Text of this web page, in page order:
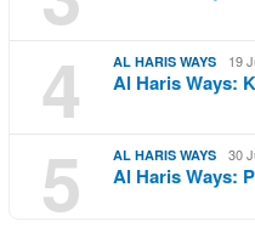
4 AL HARIS WAYS 19
Al Haris Ways:
5 AL HARIS WAYS 30
Al Haris Ways: